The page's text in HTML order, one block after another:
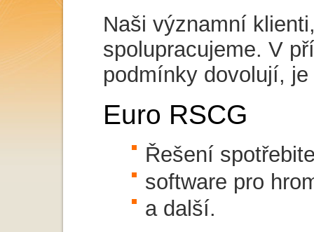
Naši významní
spolupracujeme. V
podmínky dovolují,
Euro RSCG
Řešení
software pro
a další.